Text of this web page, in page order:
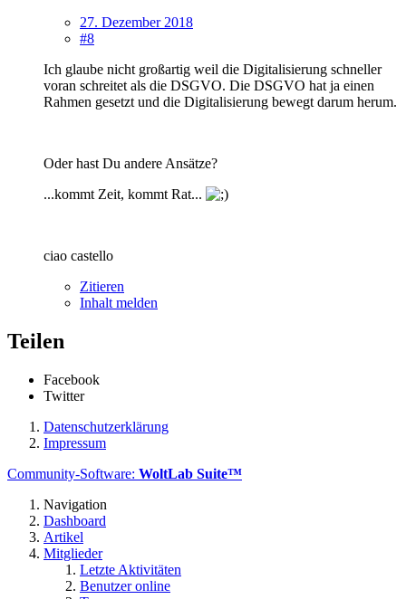
27. Dezember 2018
#8
Ich glaube nicht großartig weil die Digitalisierung schneller
voran schreitet als die DSGVO. Die DSGVO hat ja einen
Rahmen gesetzt und die Digitalisierung bewegt darum herum.
Oder hast Du andere Ansätze?
...kommt Zeit, kommt Rat...
ciao castello
Zitieren
Inhalt melden
Teilen
Facebook
Twitter
Datenschutzerklärung
Impressum
Community-Software: WoltLab Suite™
Navigation
Dashboard
Artikel
Mitglieder
Letzte Aktivitäten
Benutzer online